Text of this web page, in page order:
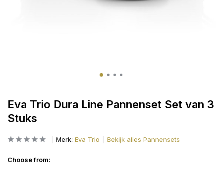
Eva Trio Dura Line Pannenset Set van 3
Stuks
Merk: Eva Trio Bekijk alles Pannensets
Choose from: